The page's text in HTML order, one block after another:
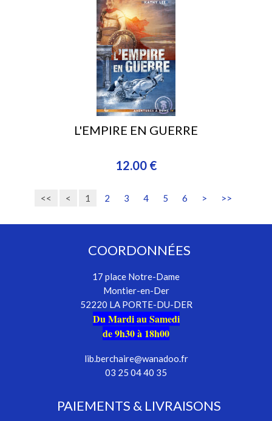
L'EMPIRE EN GUERRE
12.00 €
<< < 1 2 3 4 5 6 > >>
COORDONNÉES
17 place Notre-Dame
Montier-en-Der
52220 LA PORTE-DU-DER
Du Mardi au Samedi
de 9h30 à 18h00
lib.berchaire@wanadoo.fr
03 25 04 40 35
PAIEMENTS & LIVRAISONS